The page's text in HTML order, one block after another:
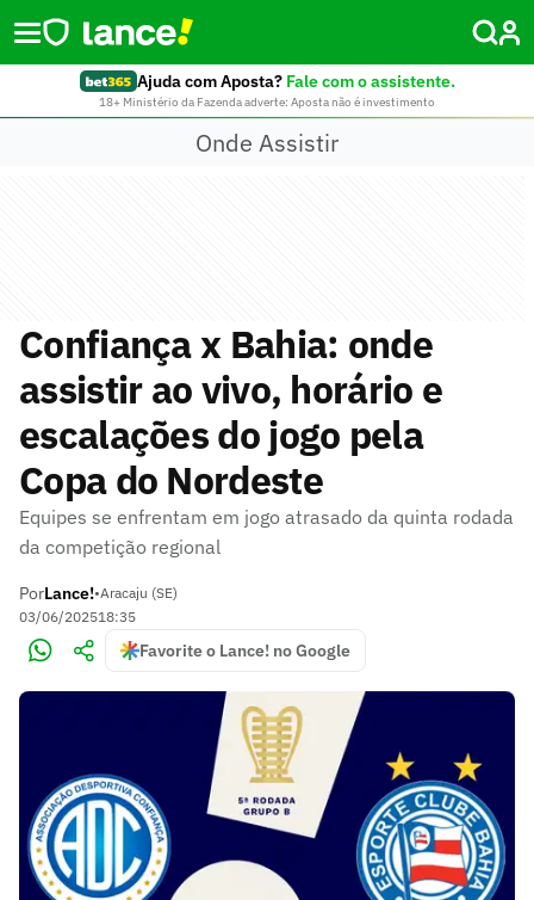
Ajuda com Aposta? Fale com o assistente.
18+ Ministério da Fazenda adverte: Aposta não é investimento
Onde Assistir
Confiança x Bahia: onde
assistir ao vivo, horário e
escalações do jogo pela
Copa do Nordeste
Equipes se enfrentam em jogo atrasado da quinta rodada
da competição regional
PorLance!•Aracaju (SE)
03/06/202518:35
Favorite o Lance! no Google